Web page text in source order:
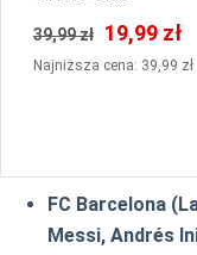
39,99 zł 19,99 zł
Najniższa cena: 39,99 zł
FC Barcelona
Messi, Andrés